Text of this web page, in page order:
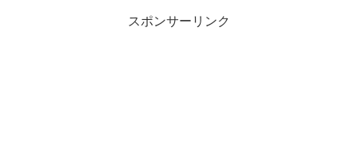
スポンサーリンク